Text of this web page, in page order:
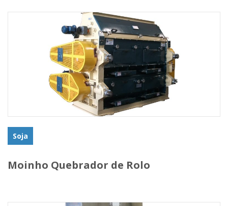
Soja
Moinho Quebrador de Rolo